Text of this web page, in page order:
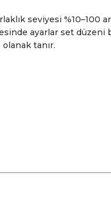
seviyesi %10–100
ayarlar set
tanır.